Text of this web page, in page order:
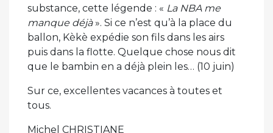
substance, cette légende : « La NBA me
manque déjà». Si ce n’est qu’à la place du
ballon, Kèkè expédie son fils dans les airs
puis dans la flotte. Quelque chose nous dit
que le bambin en a déjà plein les… (10 juin)
Sur ce, excellentes vacances à toutes et
tous.
Michel CHRISTIANE